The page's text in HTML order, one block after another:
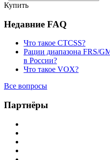
Купить
Недавние FAQ
Что такое CTCSS?
Рации диапазона FRS/
в России?
Что такое VOX?
Все вопросы
Партнёры